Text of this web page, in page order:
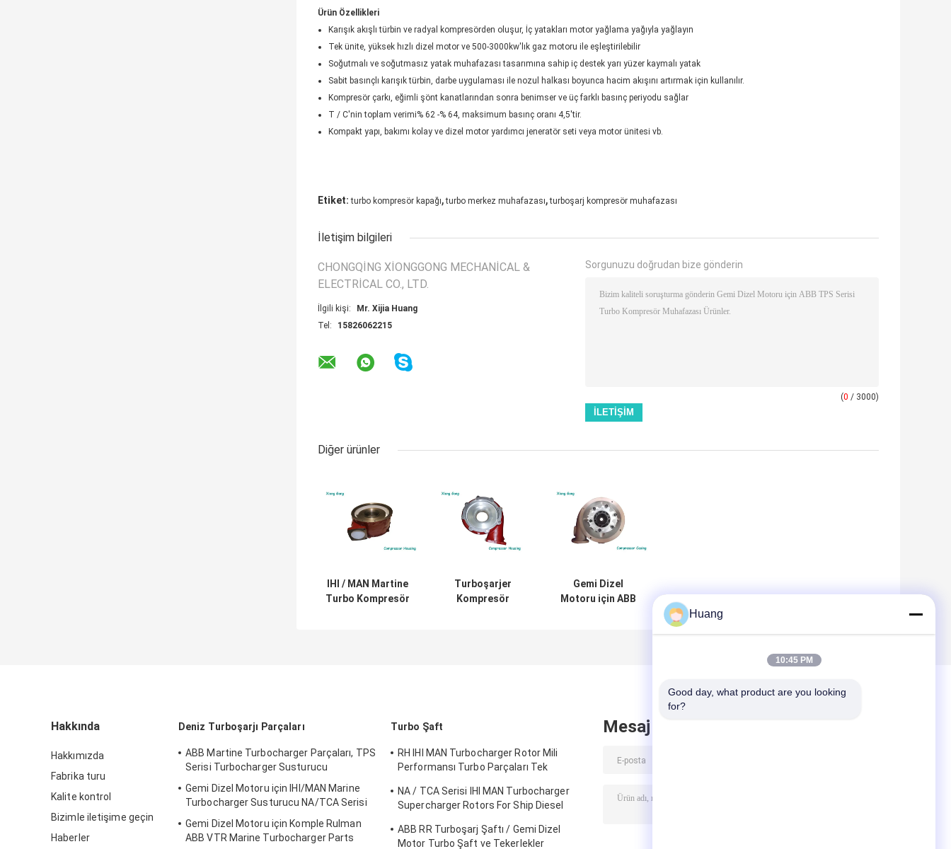
Ürün Özellikleri
Karışık akışlı türbin ve radyal kompresörden oluşur, İç yatakları motor yağlama yağıyla yağlayın
Tek ünite, yüksek hızlı dizel motor ve 500-3000kw'lık gaz motoru ile eşleştirilebilir
Soğutmalı ve soğutmasız yatak muhafazası tasarımına sahip iç destek yarı yüzer kaymalı yatak
Sabit basınçlı karışık türbin, darbe uygulaması ile nozul halkası boyunca hacim akışını artırmak için kullanılır.
Kompresör çarkı, eğimli şönt kanatlarından sonra benimser ve üç farklı basınç periyodu sağlar
T / C'nin toplam verimi% 62 -% 64, maksimum basınç oranı 4,5'tir.
Kompakt yapı, bakımı kolay ve dizel motor yardımcı jeneratör seti veya motor ünitesi vb.
Etiket: turbo kompresör kapağı, turbo merkez muhafazası, turboşarj kompresör muhafazası
İletişim bilgileri
CHONGQING XIONGGONG MECHANICAL &
ELECTRICAL CO., LTD.
İlgili kişi:
Mr. Xijia Huang
Tel:
15826062215
Sorgunuzu doğrudan bize gönderin
(0 / 3000)
Diğer ürünler
IHI / MAN Martine
Turbo Kompresör
Turboşarjer
Kompresör
Gemi Dizel
Motoru için ABB
Hakkında
Hakkımızda
Fabrika turu
Kalite kontrol
Bizimle iletişime geçin
Haberler
Deniz Turboşarjı Parçaları
ABB Martine Turbocharger Parçaları, TPS
Serisi Turbocharger Susturucu
Gemi Dizel Motoru için IHI/MAN Marine
Turbocharger Susturucu NA/TCA Serisi
Gemi Dizel Motoru için Komple Rulman
ABB VTR Marine Turbocharger Parts
Turbo Şaft
RH IHI MAN Turbocharger Rotor Mili
Performansı Turbo Parçaları Tek
NA / TCA Serisi IHI MAN Turbocharger
Supercharger Rotors For Ship Diesel
ABB RR Turboşarj Şaftı / Gemi Dizel
Motor Turbo Şaft ve Tekerlekler
Mesaj bırak
Huang
10:45 PM
Good day, what product are you looking
for?